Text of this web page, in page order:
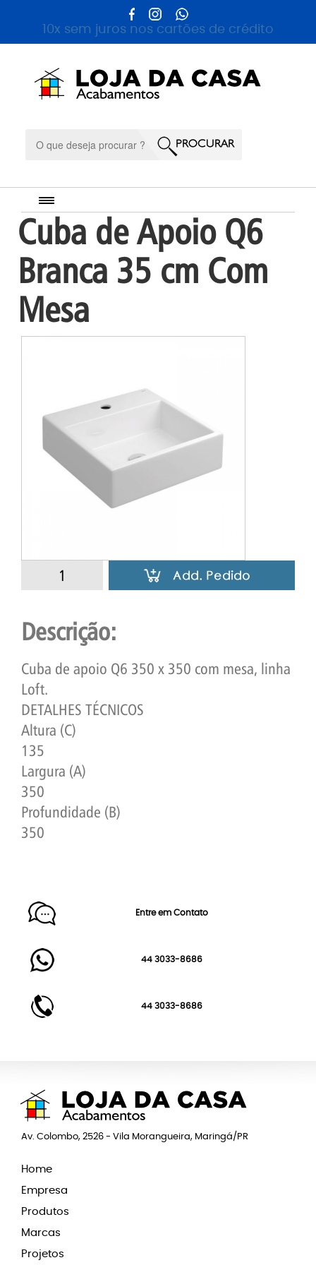
10x sem juros nos cartões de crédito
Cuba de Apoio Q6
Branca 35 cm Com
Mesa
Descrição:
Cuba de apoio Q6 350 x 350 com mesa, linha
Loft.
DETALHES TÉCNICOS
Altura (C)
135
Largura (A)
350
Profundidade (B)
350
Entre em Contato
44 3033-8686
44 3033-8686
Av. Colombo, 2526 - Vila Morangueira, Maringá/PR
Home
Empresa
Produtos
Marcas
Projetos